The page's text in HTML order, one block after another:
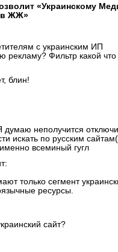
«Украинскому
в ЖЖ»
с украинским ИП
рекламу? Фильтр какой что
блин!
думаю неполучится
искать по русским сайтам(
всеминый гугл
только сегмент
ресурсы.
сайт?